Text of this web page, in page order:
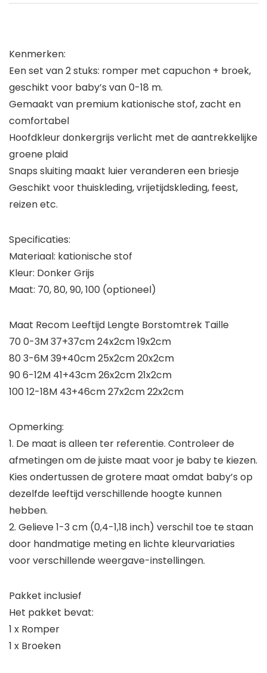
Kenmerken:
Een set van 2 stuks: romper met capuchon + broek,
geschikt voor baby’s van 0-18 m.
Gemaakt van premium kationische stof, zacht en
comfortabel
Hoofdkleur donkergrijs verlicht met de aantrekkelijke
groene plaid
Snaps sluiting maakt luier veranderen een briesje
Geschikt voor thuiskleding, vrijetijdskleding, feest,
reizen etc.
Specificaties:
Materiaal: kationische stof
Kleur: Donker Grijs
Maat: 70, 80, 90, 100 (optioneel)
Maat Recom Leeftijd Lengte Borstomtrek Taille
70 0-3M 37+37cm 24x2cm 19x2cm
80 3-6M 39+40cm 25x2cm 20x2cm
90 6-12M 41+43cm 26x2cm 21x2cm
100 12-18M 43+46cm 27x2cm 22x2cm
Opmerking:
1. De maat is alleen ter referentie. Controleer de
afmetingen om de juiste maat voor je baby te kiezen.
Kies ondertussen de grotere maat omdat baby’s op
dezelfde leeftijd verschillende hoogte kunnen
hebben.
2. Gelieve 1-3 cm (0,4-1,18 inch) verschil toe te staan
door handmatige meting en lichte kleurvariaties
voor verschillende weergave-instellingen.
Pakket inclusief
Het pakket bevat:
1 x Romper
1 x Broeken